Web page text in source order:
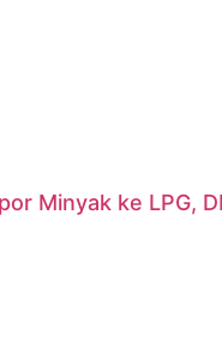
Minyak ke LPG,